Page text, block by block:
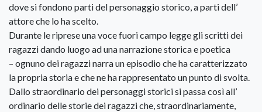
dove si fondono parti del personaggio storico, a parti dell’
attore che lo ha scelto.
Durante le riprese una voce fuori campo legge gli scritti dei
ragazzi dando luogo ad una narrazione storica e poetica
– ognuno dei ragazzi narra un episodio che ha caratterizzato
la propria storia e che ne ha rappresentato un punto di svolta.
Dallo straordinario dei personaggi storici si passa così all’
ordinario delle storie dei ragazzi che, straordinariamente,